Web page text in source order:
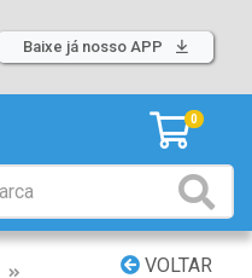
Baixe já nosso APP
0
VOLTAR